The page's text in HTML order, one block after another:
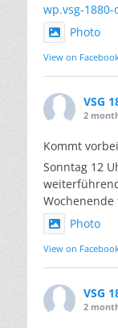
wp.vsg-1880-
Photo
View on
VSG
2
Kommt
Sonntag 12
Wochenende
Photo
View on
VSG
2